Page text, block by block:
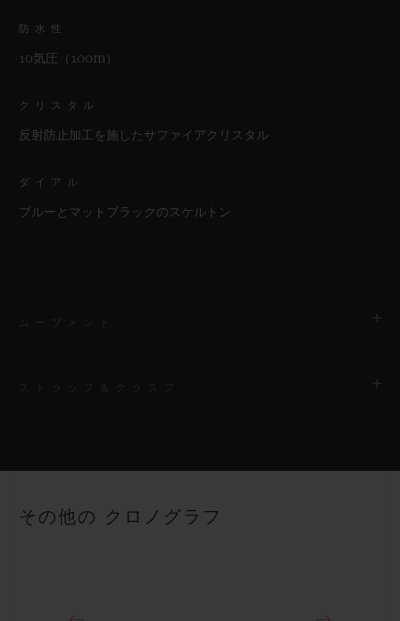
防水性
10気圧（100m）
クリスタル
反射防止加工を施したサファイアクリスタル
ダイアル
ブルーとマットブラックのスケルトン
ストラップ
ラップ
その他の クロノグラフ